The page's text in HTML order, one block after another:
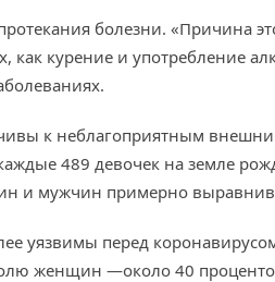
болезни. «Причина
курение и употребление
к неблагоприятным
489 девочек на земле
и мужчин примерно
уязвимы перед
женщин —около 40